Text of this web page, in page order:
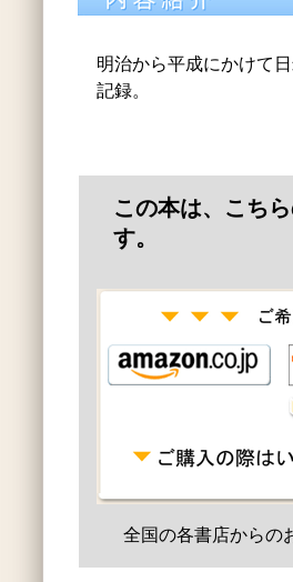
明治から平成にかけて
記録。
この本は、こち
す。
全国の各書店からの